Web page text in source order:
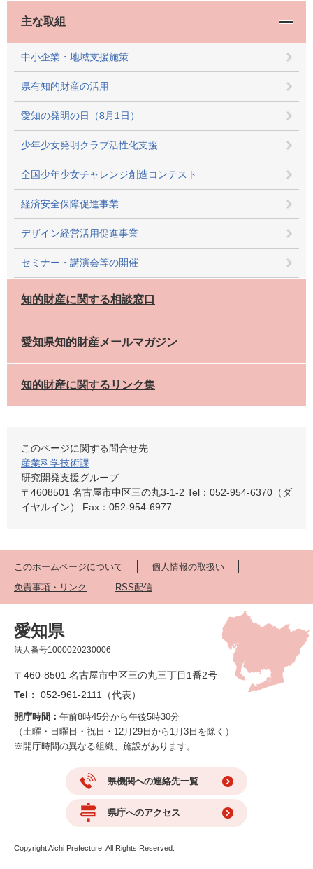
主な取組
中小企業・地域支援施策
県有知的財産の活用
愛知の発明の日（8月1日）
少年少女発明クラブ活性化支援
全国少年少女チャレンジ創造コンテスト
経済安全保障促進事業
デザイン経営活用促進事業
セミナー・講演会等の開催
知的財産に関する相談窓口
愛知県知的財産メールマガジン
知的財産に関するリンク集
このページに関する問合せ先
産業科学技術課
研究開発支援グループ
〒4608501 名古屋市中区三の丸3-1-2 Tel：052-954-6370（ダ
イヤルイン） Fax：052-954-6977
このホームページについて
個人情報の取扱い
免責事項・リンク
RSS配信
愛知県
法人番号1000020230006
〒460-8501 名古屋市中区三の丸三丁目1番2号
Tel： 052-961-2111（代表）
開庁時間： 午前8時45分から午後5時30分
（土曜・日曜日・祝日・12月29日から1月3日を除く）
※開庁時間の異なる組織、施設があります。
県機関への連絡先一覧
県庁へのアクセス
Copyright Aichi Prefecture. All Rights Reserved.